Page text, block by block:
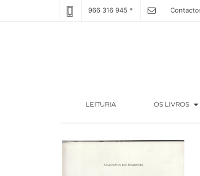
966 316 945 *
LEITURIA(CURRENT) OS LIVROS arrow_drop_down